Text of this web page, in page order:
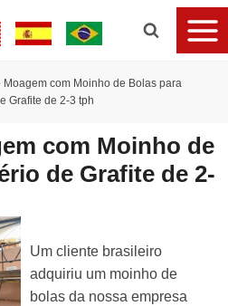
Moagem com Moinho de Bolas para
Grafite de 2-3 tph
com Moinho de
de Grafite de 2-
Um cliente brasileiro
adquiriu um moinho de
bolas da nossa empresa